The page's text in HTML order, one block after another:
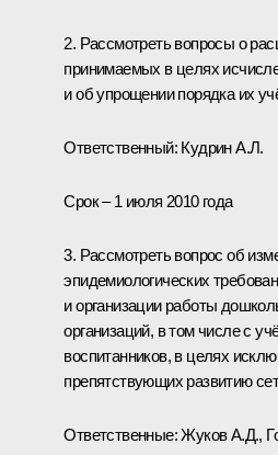
2. Рассмотреть вопросы о
принимаемых в целях
и об упрощении порядка их
Ответственный: Кудрин А.Л.
Срок – 1 июля 2010 года
3. Рассмотреть вопрос об
эпидемиологических
и организации работы
организаций, в том числе с
воспитанников, в целях
препятствующих развитию
Ответственные: Жуков А.Д.,